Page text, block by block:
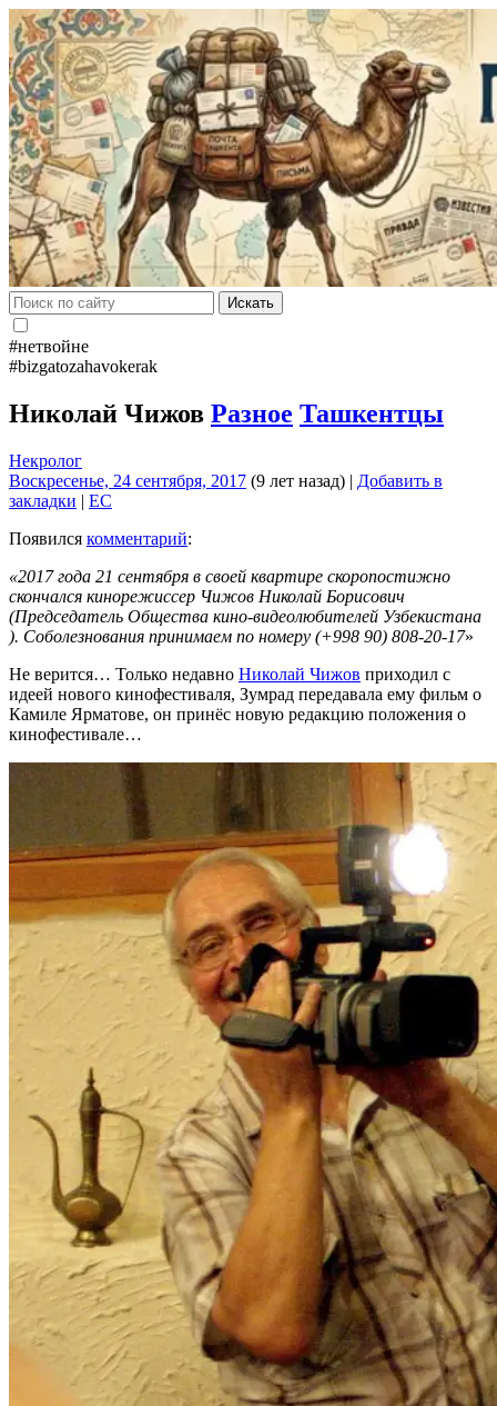
Искать
#нетвойне
#bizgatozahavokerak
Николай Чижов Разное Ташкентцы
Некролог
Воскресенье, 24 сентября, 2017 (9 лет назад) | Добавить в
закладки | EC
Появился комментарий:
«2017 года 21 сентября в своей квартире cкоропостижно
скончался кинорежиссер Чижов Николай Борисович
(Председатель Общества кино-видеолюбителей Узбекистана
). Соболезнования принимаем по номеру (+998 90) 808-20-17»
Не верится… Только недавно Николай Чижов приходил с
идеей нового кинофестиваля, Зумрад передавала ему фильм о
Камиле Ярматове, он принёс новую редакцию положения о
кинофестивале…